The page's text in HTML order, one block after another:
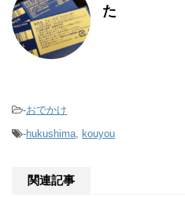
た
-おでかけ
-hukushima, kouyou
関連記事